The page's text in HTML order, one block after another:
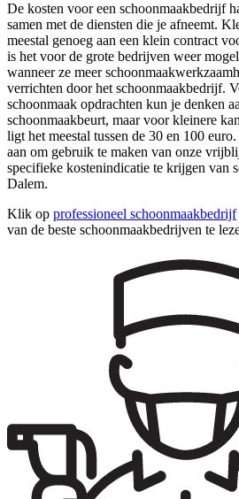
De kosten voor een schoonmaakbedrijf
samen met de diensten die je afneemt.
meestal genoeg aan een klein contract
is het voor de grote bedrijven weer
wanneer ze meer
verrichten door het schoonmaakbedrijf.
schoonmaak opdrachten kun je denken
schoonmaakbeurt, maar voor kleinere
ligt het meestal tussen de 30 en 100
aan om gebruik te maken van onze
specifieke kostenindicatie te krijgen van
Dalem.
Klik op professioneel schoonmaakbedrijf
van de beste schoonmaakbedrijven te